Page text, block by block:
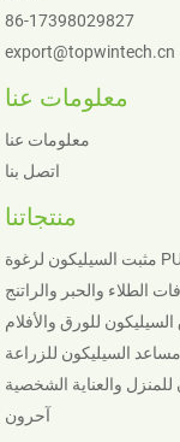
86-17398029827
export@topwintech.cn
معلومات عنا
معلومات عنا
اتصل بنا
منتجاتنا
مثبت السيليكون لرغوة PU
الطلاء والحبر والراتنج
للورق والأفلام
مساعد السيليكون للزراعة
للمنزل والعناية الشخصية
آحرون